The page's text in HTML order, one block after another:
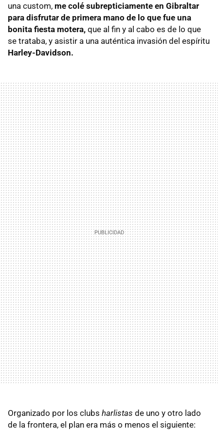
una custom, me colé subrepticiamente en Gibraltar
para disfrutar de primera mano de lo que fue una
bonita fiesta motera, que al fin y al cabo es de lo que
se trataba, y asistir a una auténtica invasión del espíritu
Harley-Davidson.
Organizado por los clubs harlistas de uno y otro lado
de la frontera, el plan era más o menos el siguiente: